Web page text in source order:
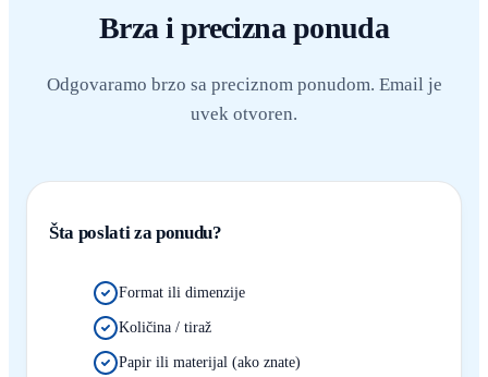
Brza i precizna ponuda
Odgovaramo brzo sa preciznom ponudom. Email je
uvek otvoren.
Šta poslati za ponudu?
Format ili dimenzije
Količina / tiraž
Papir ili materijal (ako znate)